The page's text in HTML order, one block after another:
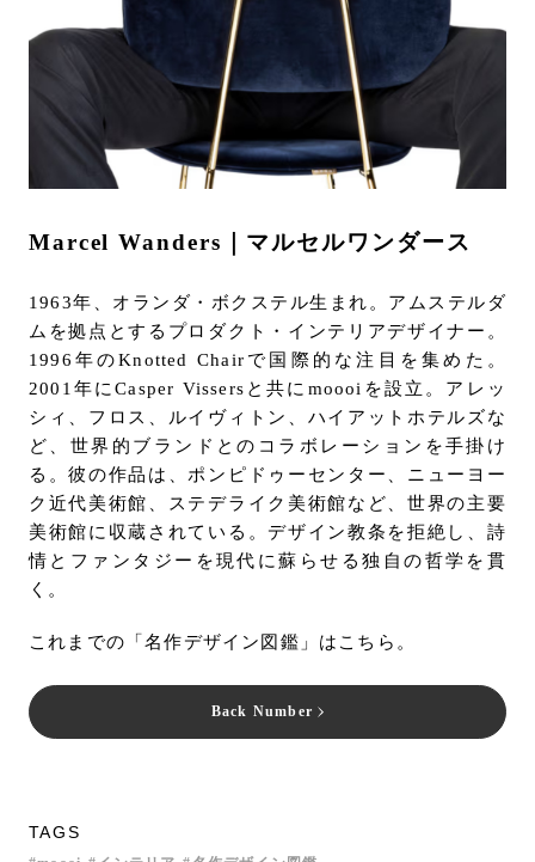
Marcel Wanders｜マルセルワンダース
1963年、オランダ・ボクステル生まれ。アムステルダ
ムを拠点とするプロダクト・インテリアデザイナー。
1996年のKnotted Chairで国際的な注目を集めた。
2001年にCasper Vissersと共にmoooiを設立。アレッ
シィ、フロス、ルイヴィトン、ハイアットホテルズな
ど、世界的ブランドとのコラボレーションを手掛け
る。彼の作品は、ポンピドゥーセンター、ニューヨー
ク近代美術館、ステデライク美術館など、世界の主要
美術館に収蔵されている。デザイン教条を拒絶し、詩
情とファンタジーを現代に蘇らせる独自の哲学を貫
く。
これまでの「名作デザイン図鑑」はこちら。
Back Number
TAGS